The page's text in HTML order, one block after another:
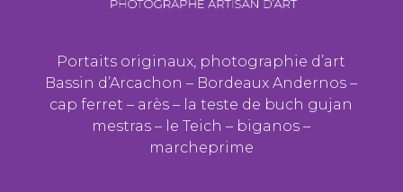
Portaits originaux, photographie d’art
Bassin d’Arcachon – Bordeaux Andernos –
cap ferret – arès – la teste de buch gujan
mestras – le Teich – biganos –
marcheprime